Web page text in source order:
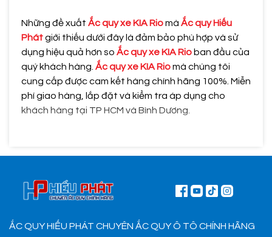
Những đề xuất Ắc quy xe KIA Riomà Ắc quy Hiếu
Phátgiới thiếu dưới đây là đảm bảo phù hợp và sử
dụng hiệu quả hơn so Ắc quy xe KIA Rio ban đầu của
quý khách hàng. Ắc quy xe KIA Riomà chúng tôi
cung cấp được cam kết hàng chính hãng 100%. Miễn
phí giao hàng, lắp đặt và kiểm tra áp dụng cho
khách hàng tại TP HCM và Bình Dương.
ẮC QUY HIẾU PHÁT CHUYÊN ẮC QUY Ô TÔ CHÍNH HÃNG